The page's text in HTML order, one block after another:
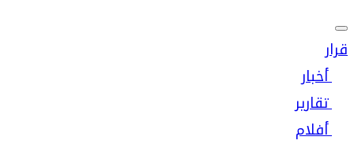
قرار
أخبار
تقارير
أفلام